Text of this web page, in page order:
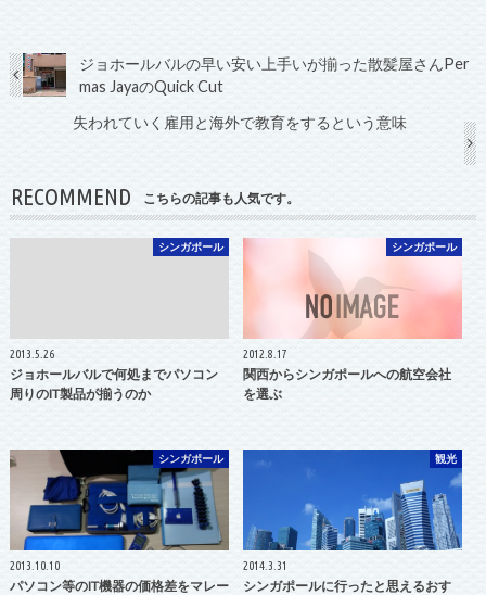
ジョホールバルの早い安い上手いが揃った散髪屋さんPer
mas JayaのQuick Cut
失われていく雇用と海外で教育をするという意味
RECOMMEND こちらの記事も人気です。
シンガポール
2013.5.26
ジョホールバルで何処までパソコン
周りのIT製品が揃うのか
シンガポール
2012.8.17
関西からシンガポールへの航空会社
を選ぶ
シンガポール
2013.10.10
パソコン等のIT機器の価格差をマレー
観光
2014.3.31
シンガポールに行ったと思えるおす